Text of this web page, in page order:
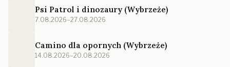
Psi Patrol i dinozaury (Wybrzeże)
7.08.2026–27.08.2026
Camino dla opornych (Wybrzeże)
14.08.2026–20.08.2026